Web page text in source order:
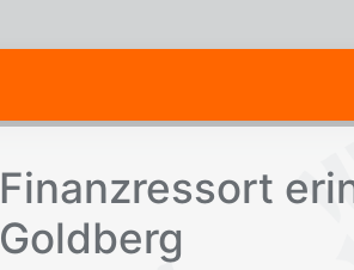
Fi­nanz­res­sort
Gold­berg